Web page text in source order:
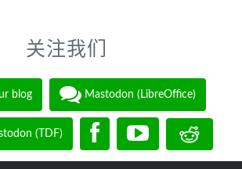
关注我们
blog Mastodon (LibreOffice)
(TDF)